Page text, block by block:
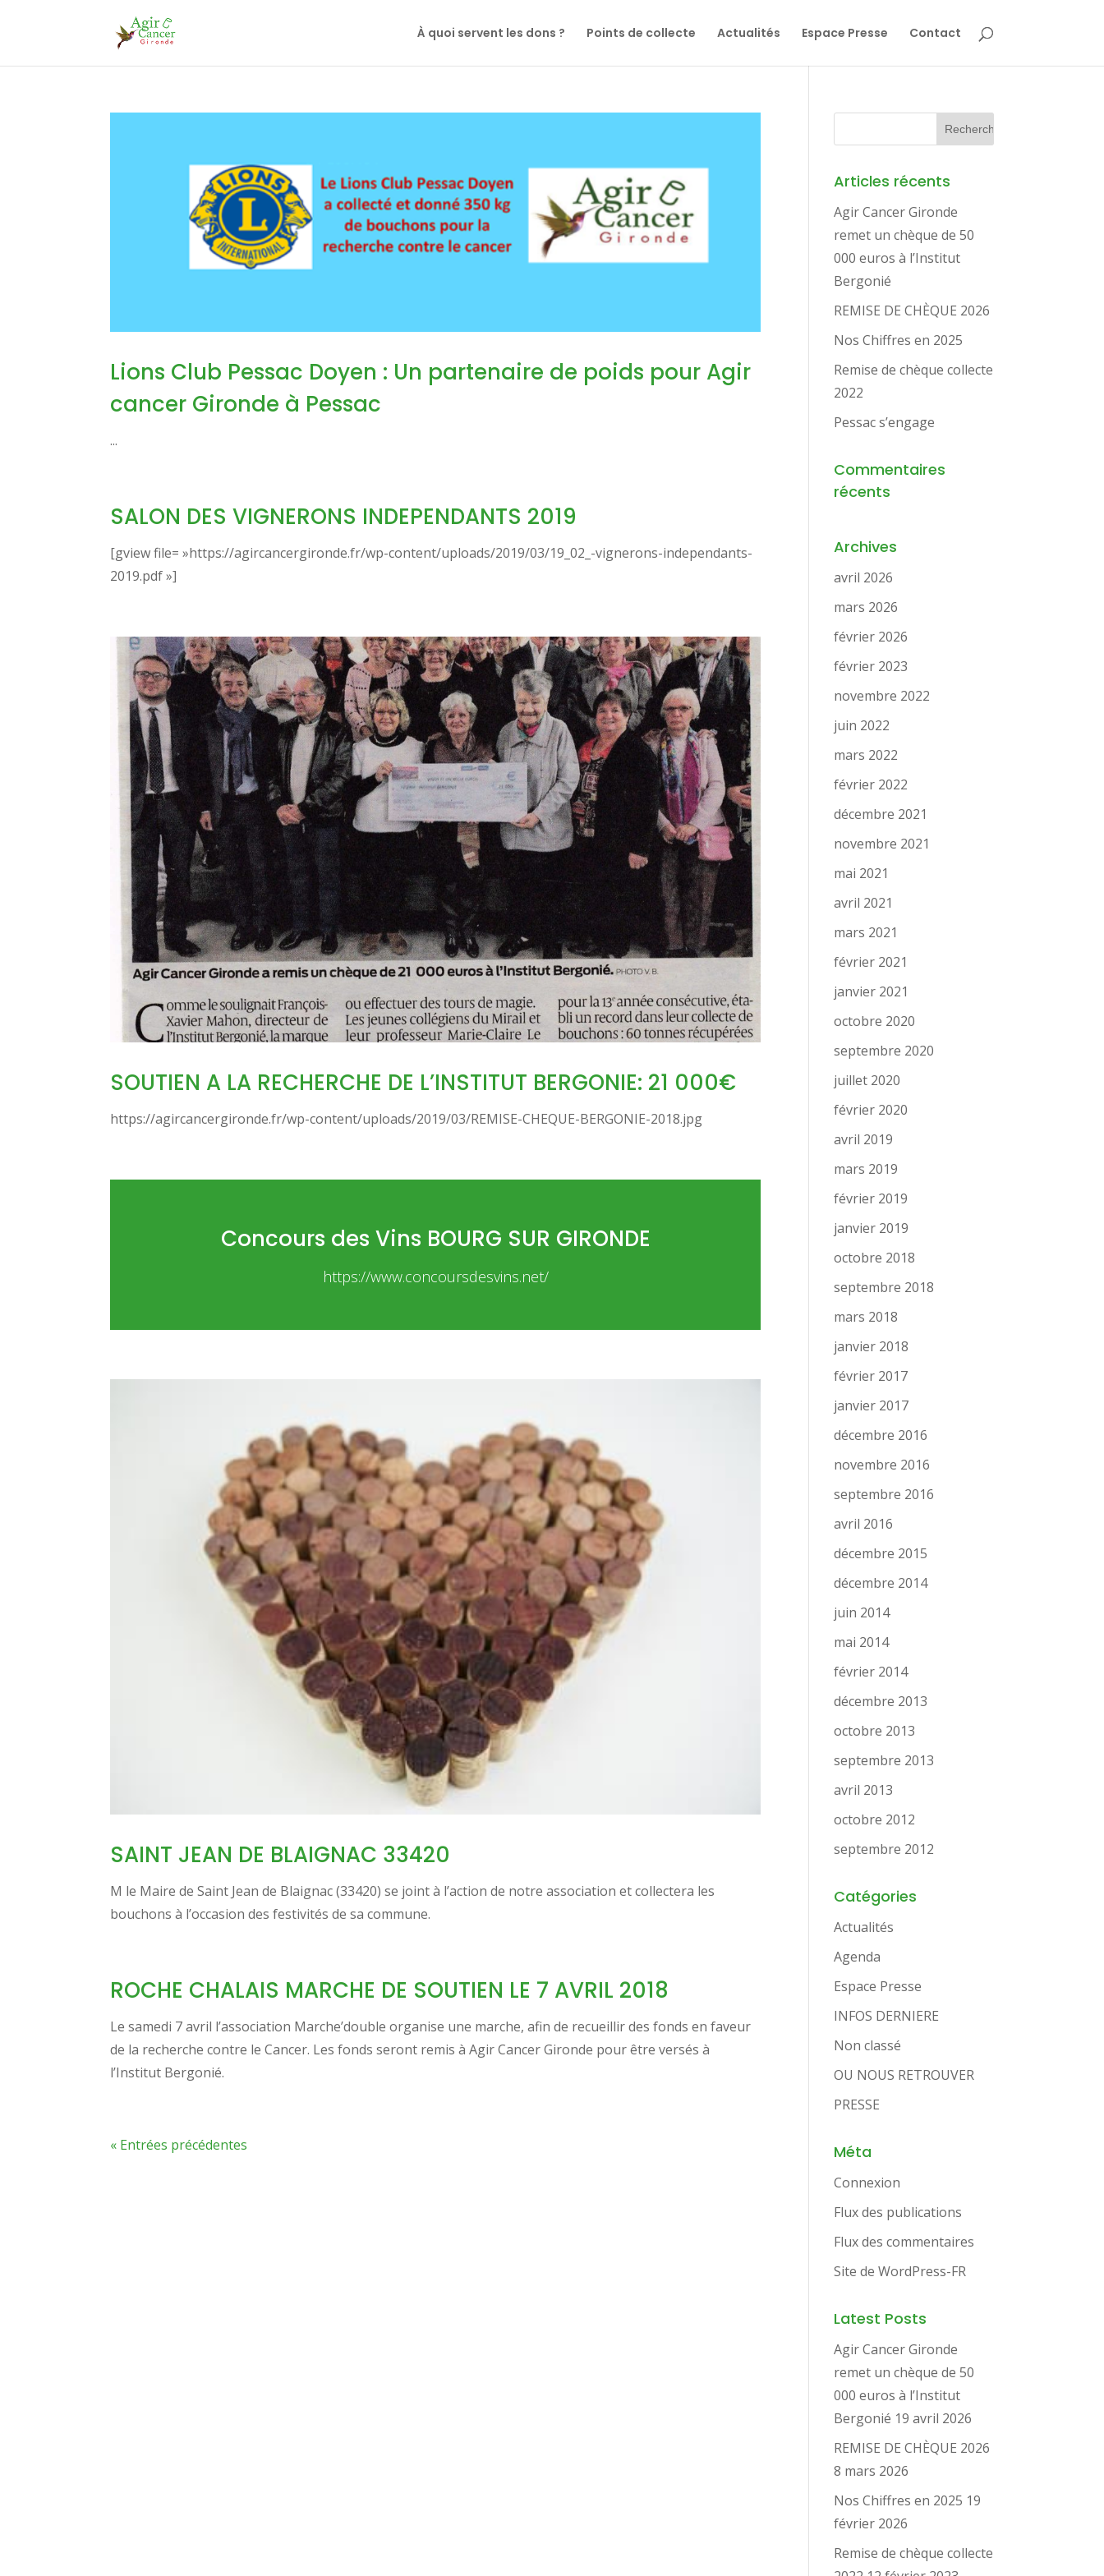
À quoi servent les dons ? Points de collecte Actualités Espace Presse Contact
Lions Club Pessac Doyen : Un partenaire de poids pour Agir
cancer Gironde à Pessac
...
SALON DES VIGNERONS INDEPENDANTS 2019
[gview file= »https://agircancergironde.fr/wp-content/uploads/2019/03/19_02_-vignerons-independants-
2019.pdf »]
SOUTIEN A LA RECHERCHE DE L’INSTITUT BERGONIE: 21 000€
https://agircancergironde.fr/wp-content/uploads/2019/03/REMISE-CHEQUE-BERGONIE-2018.jpg
Concours des Vins BOURG SUR GIRONDE
https://www.concoursdesvins.net/
SAINT JEAN DE BLAIGNAC 33420
M le Maire de Saint Jean de Blaignac (33420) se joint à l’action de notre association et collectera les
bouchons à l’occasion des festivités de sa commune.
ROCHE CHALAIS MARCHE DE SOUTIEN LE 7 AVRIL 2018
Le samedi 7 avril l’association Marche’double organise une marche, afin de recueillir des fonds en faveur
de la recherche contre le Cancer. Les fonds seront remis à Agir Cancer Gironde pour être versés à
l’Institut Bergonié.
« Entrées précédentes
Articles récents
Agir Cancer Gironde
remet un chèque de 50
000 euros à l’Institut
Bergonié
REMISE DE CHÈQUE 2026
Nos Chiffres en 2025
Remise de chèque collecte
2022
Pessac s’engage
Commentaires
récents
Archives
avril 2026
mars 2026
février 2026
février 2023
novembre 2022
juin 2022
mars 2022
février 2022
décembre 2021
novembre 2021
mai 2021
avril 2021
mars 2021
février 2021
janvier 2021
octobre 2020
septembre 2020
juillet 2020
février 2020
avril 2019
mars 2019
février 2019
janvier 2019
octobre 2018
septembre 2018
mars 2018
janvier 2018
février 2017
janvier 2017
décembre 2016
novembre 2016
septembre 2016
avril 2016
décembre 2015
décembre 2014
juin 2014
mai 2014
février 2014
décembre 2013
octobre 2013
septembre 2013
avril 2013
octobre 2012
septembre 2012
Catégories
Actualités
Agenda
Espace Presse
INFOS DERNIERE
Non classé
OU NOUS RETROUVER
PRESSE
Méta
Connexion
Flux des publications
Flux des commentaires
Site de WordPress-FR
Latest Posts
Agir Cancer Gironde
remet un chèque de 50
000 euros à l’Institut
Bergonié 19 avril 2026
REMISE DE CHÈQUE 2026
8 mars 2026
Nos Chiffres en 2025 19
février 2026
Remise de chèque collecte